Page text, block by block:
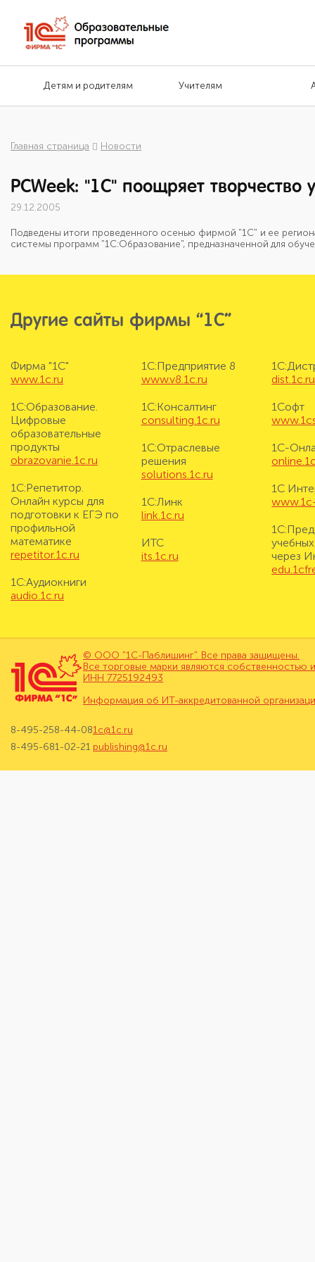
Детям и родителям Учителям
Главная страница Новости
PCWeek: "1С" поощряет творчество
29.12.2005
Подведены итоги проведенного осенью фирмой "1С" и ее
системы программ "1С:Образование", предназначенной для
Другие сайты фирмы “1С”
Фирма "1С"
www.1c.ru
1С:Образование.
Цифровые
образовательные
продукты
obrazovanie.1c.ru
1С:Репетитор.
Онлайн курсы для
подготовки к ЕГЭ по
профильной
математике
repetitor.1c.ru
1С:Аудиокниги
audio.1c.ru
1С:Предприятие 8
www.v8.1c.ru
1С:Консалтинг
consulting.1c.ru
1С:Отраслевые
решения
solutions.1c.ru
1С:Линк
link.1c.ru
ИТС
its.1c.ru
dist.1c.ru
1Софт
1С-
1С
через
© ООО "1С-Паблишинг". Все права защищены.
Все торговые марки являются собственностью
ИНН 7725192493
Информация об ИТ-аккредитованной
8-495-258-44-08
8-495-681-02-21
1c@1c.ru
publishing@1c.ru